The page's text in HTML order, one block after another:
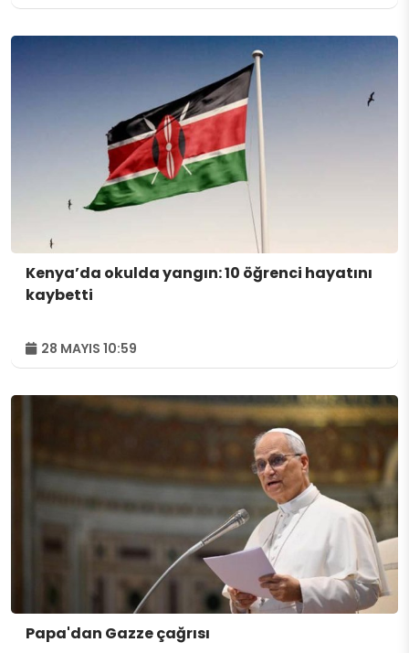
Kenya’da okulda yangın: 10 öğrenci hayatını
kaybetti
28 MAYIS 10:59
Papa'dan Gazze çağrısı